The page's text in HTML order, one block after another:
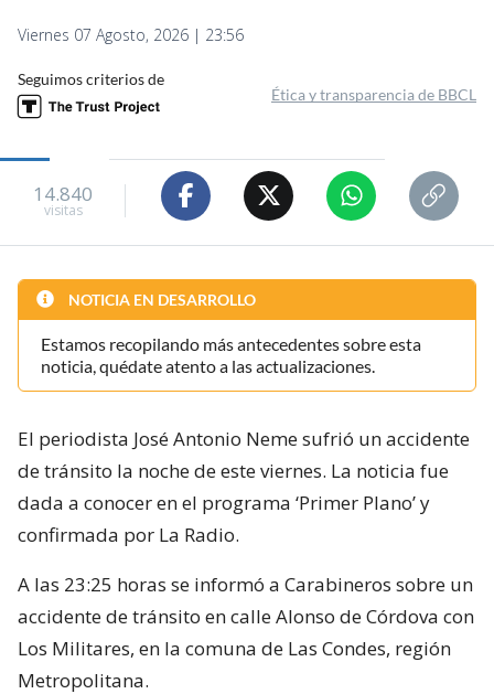
Viernes 07 Agosto, 2026 | 23:56
Seguimos criterios de
Ética y transparencia de BBCL
14.840
visitas
NOTICIA EN DESARROLLO
Estamos recopilando más antecedentes sobre esta
noticia, quédate atento a las actualizaciones.
El periodista José Antonio Neme sufrió un accidente
de tránsito la noche de este viernes. La noticia fue
dada a conocer en el programa ‘Primer Plano’ y
confirmada por La Radio.
A las 23:25 horas se informó a Carabineros sobre un
accidente de tránsito en calle Alonso de Córdova con
Los Militares, en la comuna de Las Condes, región
Metropolitana.